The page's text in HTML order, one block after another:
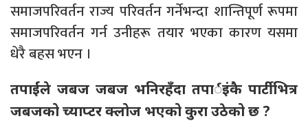
समाजपरिवर्तन राज्य परिवर्तन गर्नेभन्दा शान्तिपूर्ण रूपमा
समाजपरिवर्तन गर्न उनीहरू तयार भएका कारण यसमा
धेरै बहस भएन ।
तपाईंले जबज जबज भनिरहँदा तपार्इंकै पार्टीभित्र
जबजको च्याप्टर क्लोज भएको कुरा उठेको छ ?